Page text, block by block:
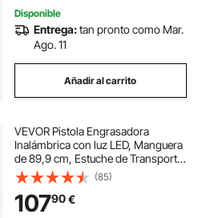
Disponible
Entrega:tan pronto como Mar.
Ago. 11
Añadir al carrito
VEVOR Pistola Engrasadora
Inalámbrica con luz LED, Manguera
de 89,9 cm, Estuche de Transporte,
Gatillos de Velocidad Variable
Presión Máxima de 8000 PSI para
Engrasar Vehículos o Máquinas
(85)
10790€